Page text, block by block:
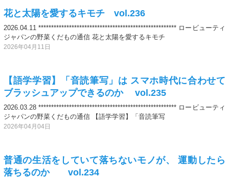
花と太陽を愛するキモチ vol.236
2026.04.11 ****************************************************** ロービューティ
ジャパンの野菜くだもの通信 花と太陽を愛するキモチ
2026年04月11日
【語学学習】「音読筆写」は スマホ時代に合わせて
ブラッシュアップできるのか vol.235
2026.03.28 ****************************************************** ロービューティ
ジャパンの野菜くだもの通信 【語学学習】「音読筆写
2026年04月04日
普通の生活をしていて落ちないモノが、 運動したら
落ちるのか vol.234